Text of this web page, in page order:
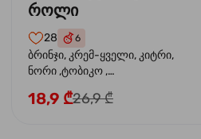
როლი
28 6
ბრინჯი, კრემ-ყველი, კიტრი,
ნორი ,ტობიკო ,
სეზამი, ტერიაკის სოუსი
18,9 ₾26,9 ₾